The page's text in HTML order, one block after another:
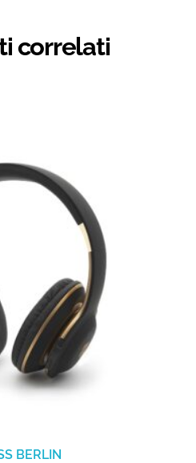
correlati
BERLIN